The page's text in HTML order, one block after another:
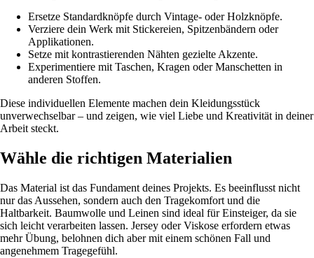
Ersetze Standardknöpfe durch Vintage- oder Holzknöpfe.
Verziere dein Werk mit Stickereien, Spitzenbändern oder
Applikationen.
Setze mit kontrastierenden Nähten gezielte Akzente.
Experimentiere mit Taschen, Kragen oder Manschetten in
anderen Stoffen.
Diese individuellen Elemente machen dein Kleidungsstück
unverwechselbar – und zeigen, wie viel Liebe und Kreativität in deiner
Arbeit steckt.
Wähle die richtigen Materialien
Das Material ist das Fundament deines Projekts. Es beeinflusst nicht
nur das Aussehen, sondern auch den Tragekomfort und die
Haltbarkeit. Baumwolle und Leinen sind ideal für Einsteiger, da sie
sich leicht verarbeiten lassen. Jersey oder Viskose erfordern etwas
mehr Übung, belohnen dich aber mit einem schönen Fall und
angenehmem Tragegefühl.